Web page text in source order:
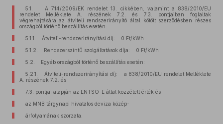
5.1. A 714/2009/EK rendelet 13. cikkében, valamint a 838/2010/EU
rendelet Melléklete A. részének 7.2. és 7.3. pontjaiban foglaltak
végrehajtására az átviteli rendszerirányító által kötött szerződésben részes
országból történő beszállítás esetén:
5.1.1. Átviteli-rendszerirányítási díj: 0 Ft/kWh
5.1.2. Rendszerszintű szolgáltatások díja: 0 Ft/kWh
5.2. Egyéb országból történő beszállítás esetén:
5.2.1. Átviteli-rendszerirányítási díj: a 838/2010/EU rendelet Melléklete
A. részének 7.2. és
7.3. pontjai alapján az ENTSO-E által közzétett érték és
az MNB tárgynapi hivatalos deviza közép-
árfolyamának szorzata.